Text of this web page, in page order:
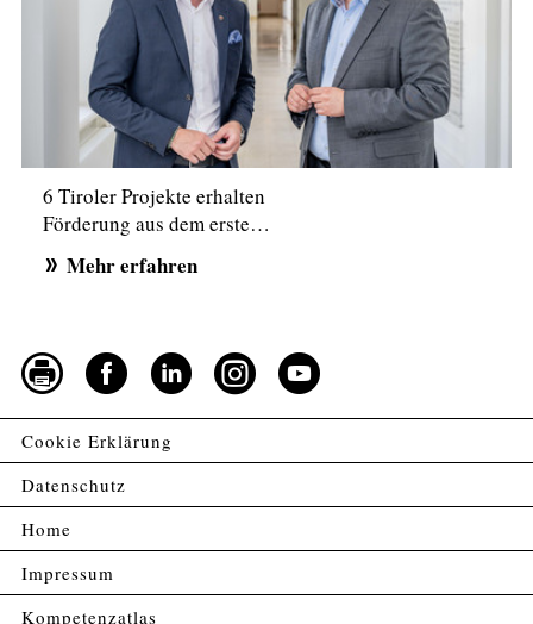
6 Tiroler Projekte erhalten
Förderung aus dem erste…
Mehr erfahren
Cookie Erklärung
Datenschutz
Home
Impressum
Kompetenzatlas